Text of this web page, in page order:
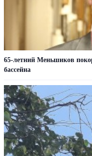
65-летний Меньшиков
бассейна